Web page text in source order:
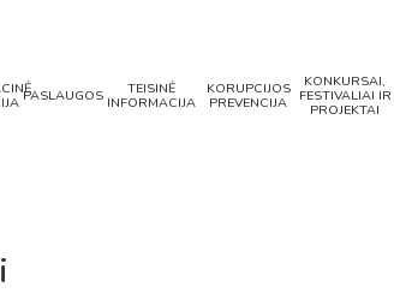
PASLAUGOS
TEISINĖ
INFORMACIJA
KORUPCIJOS
PREVENCIJA
KONKURSAI,
FESTIVALIAI IR
PROJEKTAI